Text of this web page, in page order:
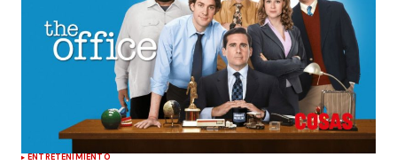
ENTRETENIMIENTO